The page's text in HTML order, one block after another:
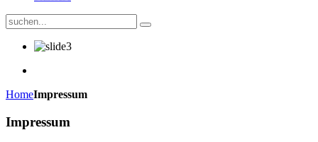
HomeImpressum
Impressum